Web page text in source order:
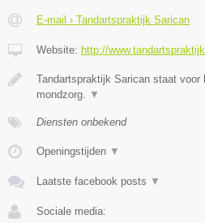
E-mail › Tandartspraktijk Sarican
Website: http://
Tandartspraktijk Sarican staat voor
mondzorg. ▼
Diensten onbekend
Openingstijden ▼
Laatste facebook posts ▼
Sociale media: